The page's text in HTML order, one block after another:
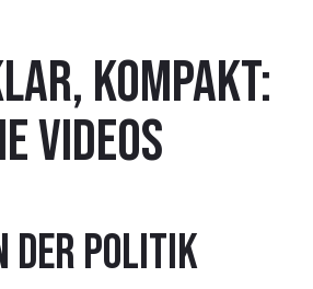
kompakt:
Videos
der Politik